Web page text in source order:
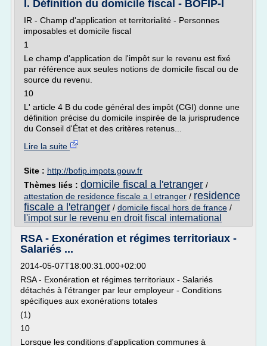
I. Définition du domicile fiscal - BOFIP-I
IR - Champ d'application et territorialité - Personnes
imposables et domicile fiscal
1
Le champ d'application de l'impôt sur le revenu est fixé
par référence aux seules notions de domicile fiscal ou de
source du revenu.
10
L' article 4 B du code général des impôt (CGI) donne une
définition précise du domicile inspirée de la jurisprudence
du Conseil d'État et des critères retenus...
Lire la suite
Site : http://bofip.impots.gouv.fr
Thèmes liés : domicile fiscal a l'etranger /
attestation de residence fiscale a l etranger / residence
fiscale a l'etranger / domicile fiscal hors de france /
l'impot sur le revenu en droit fiscal international
RSA - Exonération et régimes territoriaux -
Salariés ...
2014-05-07T18:00:31.000+02:00
RSA - Exonération et régimes territoriaux - Salariés
détachés à l'étranger par leur employeur - Conditions
spécifiques aux exonérations totales
(1)
10
Lorsque les conditions d'application communes à